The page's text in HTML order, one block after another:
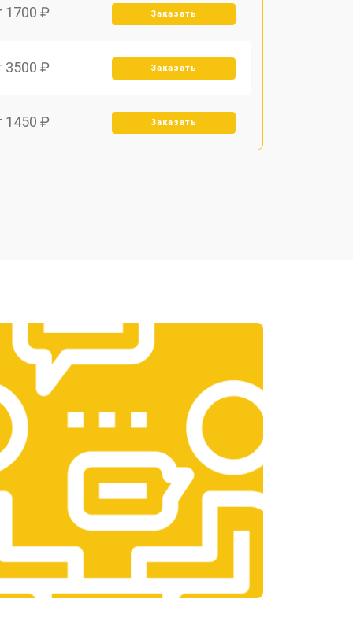
1700 ₽ Заказать
3500 ₽ Заказать
1450 ₽ Заказать
3300 ₽
1400 ₽ Заказать
2700 ₽ Заказать
950 ₽ Заказать
1750 ₽